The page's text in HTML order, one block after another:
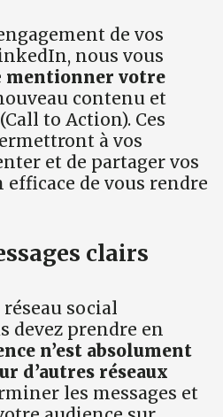
de vos
nous vous
mentionner votre
contenu et
(Call to Action). Ces
à vos
et de partager vos
de vous rendre
clairs
social
devez prendre en
n’est absolument
d’autres réseaux
les messages et